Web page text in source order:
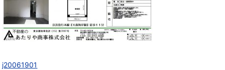
j20061901